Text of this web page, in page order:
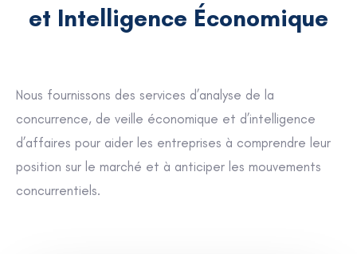
et Intelligence Économique
Nous fournissons des services d’analyse de la
concurrence, de veille économique et d’intelligence
d’affaires pour aider les entreprises à comprendre leur
position sur le marché et à anticiper les mouvements
concurrentiels.